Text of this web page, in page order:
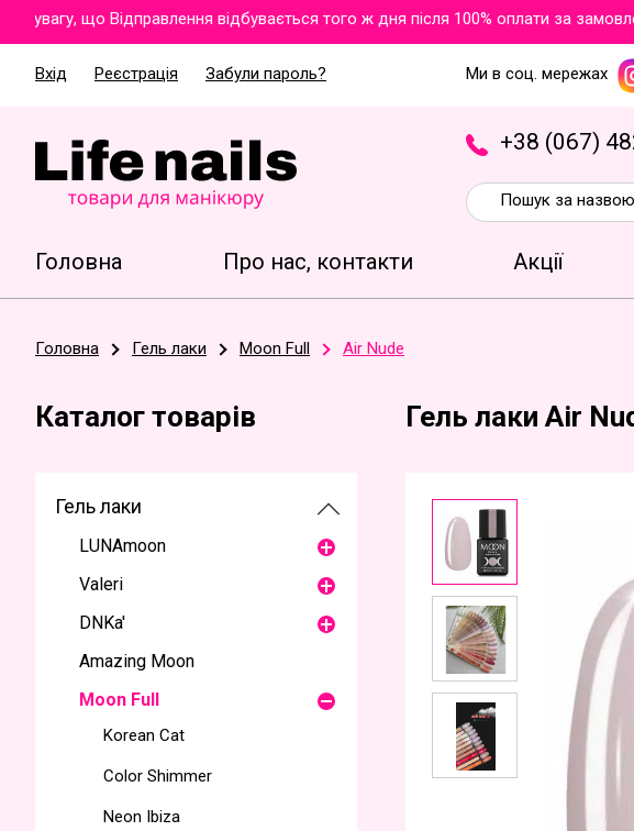
що Відправлення відбувається того ж дня після 100% оплати за
Вхід Реєстрація Забули пароль? Ми в соц. мережах
+38 (067) 48
Головна Про нас, контакти Акції
Головна Гель лаки Moon Full Air Nude
Каталог товарів
Гель лаки
LUNAmoon
Valeri
DNKa'
Amazing Moon
Moon Full
Korean Cat
Color Shimmer
Neon Ibiza
Гель лаки Air